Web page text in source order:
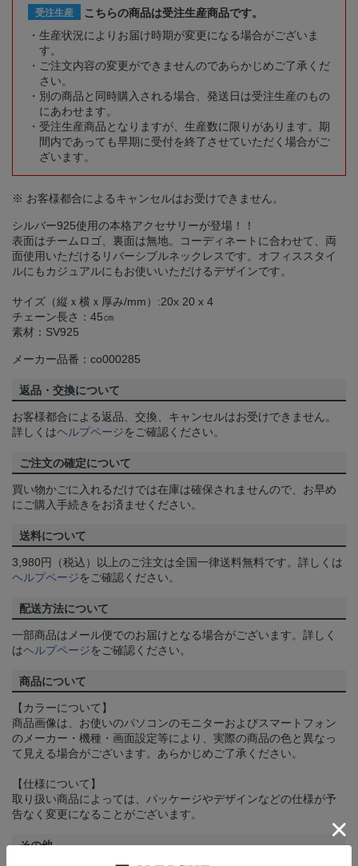
受注生産
こちらの商品は受注生産商品です。
生産状況によりお届け時期が変更になる場合がございま
す。
ご注文内容の変更ができませんのであらかじめご了承くだ
さい。
別の商品と同時購入される場合、発送日は受注生産のもの
にあわせます。
受注生産商品となりますが、生産数に限りがあります。期
間内であっても早期に受付を終了させていただく場合がご
ざいます。
※ お客様都合によるキャンセルはお受けできません。
シルバー925使用の本格アクセサリーが登場！！
表面はチームロゴ、裏面は無地。コーディネートに合わせて、両
面使用いただけるリバーシブルネックレスです。オフィススタイ
ルにもカジュアルにもお使いいただけるデザインです。
サイズ（縦ｘ横ｘ厚み/mm）:20x 20 x 4
チェーン長さ：45㎝
素材：SV925
メーカー品番：co000285
返品・交換について
お客様都合による返品、交換、キャンセルはお受けできません。
詳しくはヘルプページをご確認ください。
ご注文の確定について
買い物かごに入れるだけでは在庫は確保されませんので、お早め
にご購入手続きをお済ませください。
送料について
3,980円（税込）以上のご注文は全国一律送料無料です。詳しくは
ヘルプページをご確認ください。
配送方法について
一部商品はメール便でのお届けとなる場合がございます。詳しく
はヘルプページをご確認ください。
商品について
【カラーについて】
商品画像は、お使いのパソコンのモニターおよびスマートフォン
のメーカー・機種・画面設定等により、実際の商品の色と異なっ
て見える場合がございます。あらかじめご了承ください。
【仕様について】
取り扱い商品によっては、パッケージやデザインなどの仕様が予
告なく変更になることがございます。
その他